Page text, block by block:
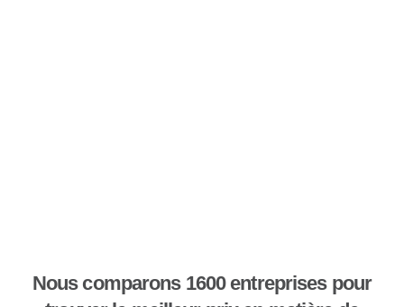
Nous comparons 1600 entreprises pour